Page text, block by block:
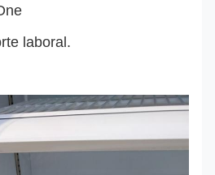
laboral.